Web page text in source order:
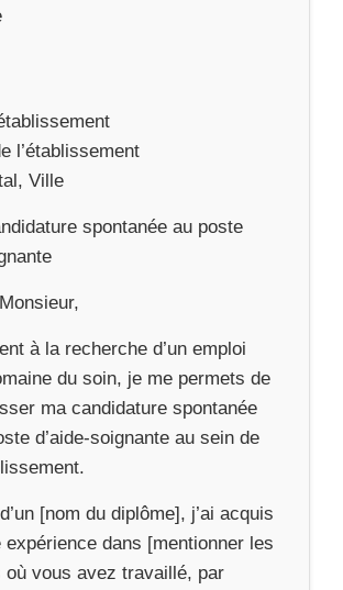
l’établissement
Ville
spontanée au poste
à la recherche d’un emploi
du soin, je me permets de
ma candidature spontanée
d’aide-soignante au sein de
[nom du diplôme], j’ai acquis
expérience dans [mentionner les
où vous avez travaillé, par